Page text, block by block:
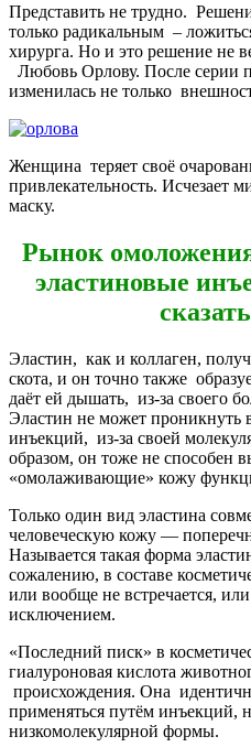
Представить не трудно.
только радикальным –
хирурга. Но и это решение не
Любовь Орлову. После серии
изменилась не только
Женщина теряет своё
привлекательность. Исчезает
маску.
Рынок
эластиновые
Эластин, как и коллаген,
скота, и он точно также
даёт ей дышать, из-за своего
Эластин не может проникнуть
инъекций, из-за своей
образом, он тоже не способен
«омолаживающие» кожу
Только один вид эластина
человеческую кожу —
Называется такая форма
сожалению, в составе
или вообще не встречается,
исключением.
«Последний писк» в
гиалуроновая кислота
происхождения. Она
применяться путём
низкомолекулярной формы.